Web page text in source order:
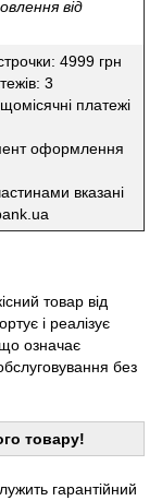
від
4999 грн
3
платежі
оформлення
вказані
товар від
і реалізує
що означає
без
товару!
гарантійний